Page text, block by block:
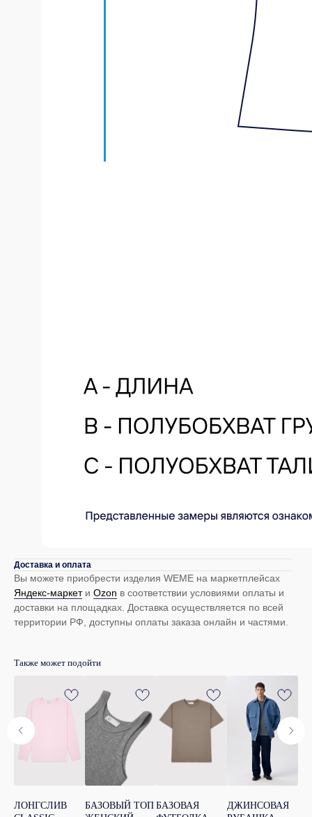
Доставка и оплата
Вы можете приобрести изделия WEME на маркетплейсах
Яндекс-маркети Оzon в соответствии условиями оплаты и
доставки на площадках. Доставка осуществляется по всей
территории РФ, доступны оплаты заказа онлайн и частями.
Также может подойти
ЛОНГСЛИВ
БАЗОВЫЙ ТОП БАЗОВАЯ
ДЖИНСОВАЯ
Мужчинам
Контакты TELEGRAM
OZON
Политика обработки данных
© 2024-2025 WeMe
marketing@we-me.ru
маркетинг и сотрудничество